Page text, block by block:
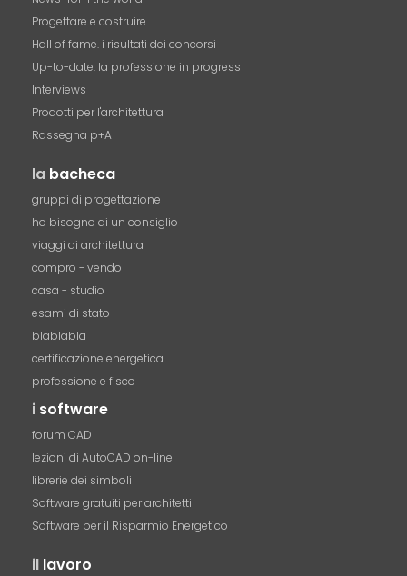
Progettare e costruire
Hall of fame. i risultati dei concorsi
Up-to-date: la professione in progress
Interviews
Prodotti per l'architettura
Rassegna p+A
la bacheca
gruppi di progettazione
ho bisogno di un consiglio
viaggi di architettura
compro - vendo
casa - studio
esami di stato
blablabla
certificazione energetica
professione e fisco
i software
forum CAD
lezioni di AutoCAD on-line
librerie dei simboli
Software gratuiti per architetti
Software per il Risparmio Energetico
il lavoro